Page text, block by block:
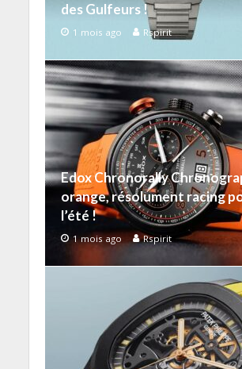
des Gulfeurs !
1 mois ago Rspirit
Edox Chronorally
orange, résolument racing
l’été !
1 mois ago Rspirit